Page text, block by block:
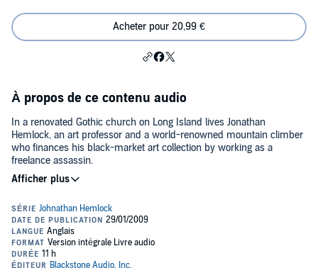
Acheter pour 20,99 €
À propos de ce contenu audio
In a renovated Gothic church on Long Island lives Jonathan
Hemlock, an art professor and a world-renowned mountain climber
who finances his black-market art collection by working as a
freelance assassin.
Now, Hemlock is being tricked into a hazardous assignment that
peaks in the Swiss Alps: the Eiger. His target is one of his three
fellow climbers. The problem is that the CII can't tell him which one.
This spine-tingling adventure, part thriller and part satire, introduces